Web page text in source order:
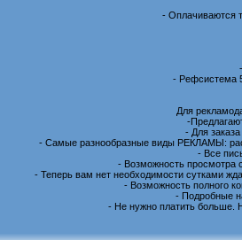
- Оплачиваются
- Рефсистема
Для
-
- Для
- Самые разнообразные виды РЕКЛАМЫ:
- Все
- Возможность просмотра
- Теперь вам нет необходимости сутками
- Возможность полного
- Подробные
- Не нужно платить больше.